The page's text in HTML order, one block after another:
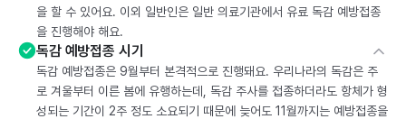
을 할 수 있어요. 이외 일반인은 일반 의료기관에서 유료 독감 예방접종
을 진행해야 해요.
독감 예방접종 시기
독감 예방접종은 9월부터 본격적으로 진행돼요. 우리나라의 독감은 주
로 겨울부터 이른 봄에 유행하는데, 독감 주사를 접종하더라도 항체가 형
성되는 기간이 2주 정도 소요되기 때문에 늦어도 11월까지는 예방접종을